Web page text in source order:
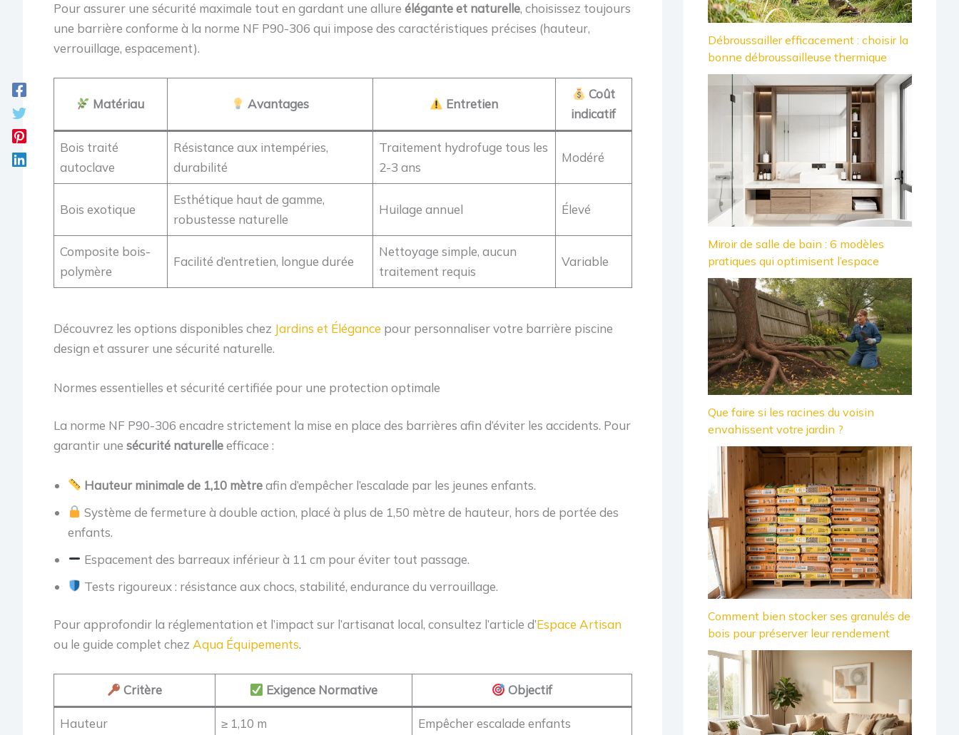
Pour assurer une sécurité maximale tout en gardant une allure élégante et naturelle, choisissez toujours
une barrière conforme à la norme NF P90-306 qui impose des caractéristiques précises (hauteur,
verrouillage, espacement).
Matériau Avantages Entretien
Coût
indicatif
Bois traité
autoclave
Résistance aux intempéries,
durabilité
Traitement hydrofuge tous les
2-3 ans
Modéré
Bois exotique
Esthétique haut de gamme,
robustesse naturelle
Huilage annuel Élevé
Composite bois-
polymère
Facilité d’entretien, longue durée
Nettoyage simple, aucun
traitement requis
Variable
Découvrez les options disponibles chez Jardins et Élégance pour personnaliser votre barrière piscine
design et assurer une sécurité naturelle.
Normes essentielles et sécurité certifiée pour une protection optimale
La norme NF P90-306 encadre strictement la mise en place des barrières afin d’éviter les accidents. Pour
garantir une sécurité naturelleefficace :
Hauteur minimale de 1,10 mètreafin d’empêcher l’escalade par les jeunes enfants.
Système de fermeture à double action, placé à plus de 1,50 mètre de hauteur, hors de portée des
enfants.
Espacement des barreaux inférieur à 11 cm pour éviter tout passage.
Tests rigoureux : résistance aux chocs, stabilité, endurance du verrouillage.
Pour approfondir la réglementation et l’impact sur l’artisanat local, consultez l’article d’Espace Artisan
ou le guide complet chez Aqua Équipements.
Critère Exigence Normative Objectif
Hauteur ≥ 1,10 m Empêcher escalade enfants
Débroussailler efficacement : choisir la
bonne débroussailleuse thermique
Miroir de salle de bain : 6 modèles
pratiques qui optimisent l’espace
Que faire si les racines du voisin
envahissent votre jardin ?
Comment bien stocker ses granulés de
bois pour préserver leur rendement